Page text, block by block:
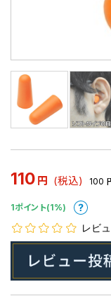
110 円 (税込) 100
1ポイント(1%)
レビ